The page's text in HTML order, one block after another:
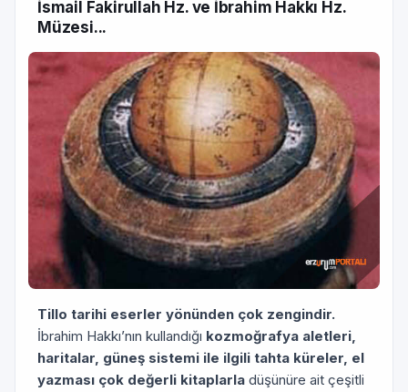
İsmail Fakirullah Hz. ve İbrahim Hakkı Hz.
Müzesi...
Tillo tarihi eserler yönünden çok zengindir.
İbrahim Hakkı’nın kullandığı kozmoğrafya aletleri,
haritalar, güneş sistemi ile ilgili tahta küreler, el
yazması çok değerli kitaplarla düşünüre ait çeşitli